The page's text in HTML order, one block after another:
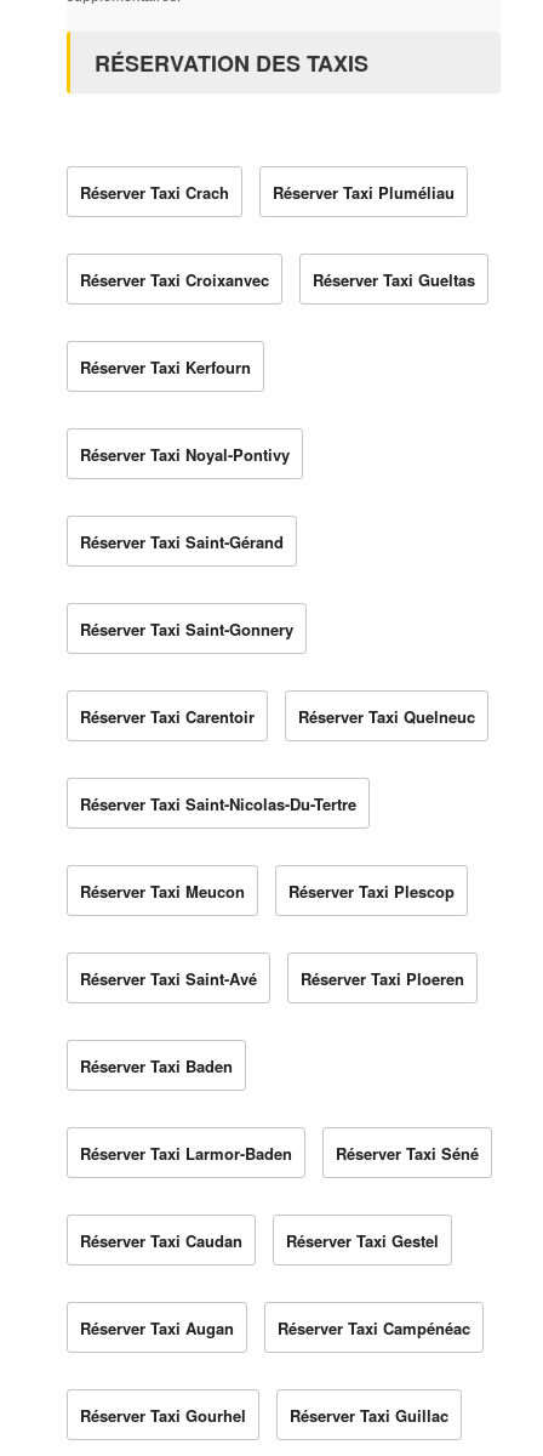
RÉSERVATION DES TAXIS
Réserver Taxi Crach Réserver Taxi Pluméliau
Réserver Taxi Croixanvec Réserver Taxi Gueltas
Réserver Taxi Kerfourn
Réserver Taxi Noyal-Pontivy
Réserver Taxi Saint-Gérand
Réserver Taxi Saint-Gonnery
Réserver Taxi Carentoir Réserver Taxi Quelneuc
Réserver Taxi Saint-Nicolas-Du-Tertre
Réserver Taxi Meucon Réserver Taxi Plescop
Réserver Taxi Saint-Avé Réserver Taxi Ploeren
Réserver Taxi Baden
Réserver Taxi Larmor-Baden Réserver Taxi Séné
Réserver Taxi Caudan Réserver Taxi Gestel
Réserver Taxi Augan Réserver Taxi Campénéac
Réserver Taxi Gourhel Réserver Taxi Guillac